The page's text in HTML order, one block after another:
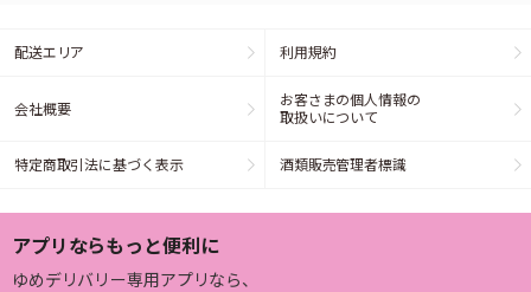
配送エリア 利用規約
会社概要
お客さまの個人情報の
取扱いについて
特定商取引法に基づく表示 酒類販売管理者標識
アプリならもっと便利に
ゆめデリバリー専用アプリなら、